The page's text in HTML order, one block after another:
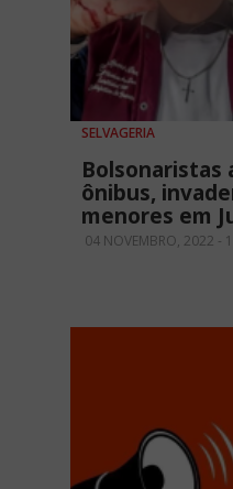
SELVAGERIA
Bolsonaristas
ônibus,
menores em
04 NOVEMBRO, 2022 -